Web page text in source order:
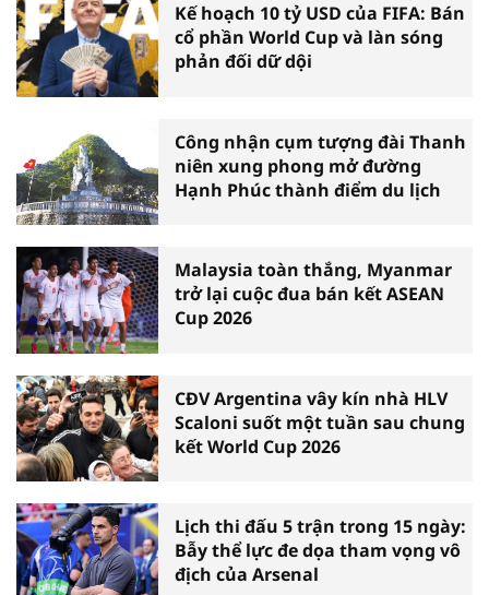
Kế hoạch 10 tỷ USD của FIFA: Bán
cổ phần World Cup và làn sóng
phản đối dữ dội
Công nhận cụm tượng đài Thanh
niên xung phong mở đường
Hạnh Phúc thành điểm du lịch
Malaysia toàn thắng, Myanmar
trở lại cuộc đua bán kết ASEAN
Cup 2026
CĐV Argentina vây kín nhà HLV
Scaloni suốt một tuần sau chung
kết World Cup 2026
Lịch thi đấu 5 trận trong 15 ngày:
Bẫy thể lực đe dọa tham vọng vô
địch của Arsenal